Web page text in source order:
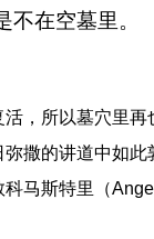
在空墓里。
，所以墓穴里再
撒的讲道中如
科马斯特里（